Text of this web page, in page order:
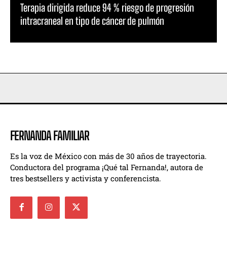
Terapia dirigida reduce 94 % riesgo de progresión
intracraneal en tipo de cáncer de pulmón
FERNANDA FAMILIAR
Es la voz de México con más de 30 años de trayectoria.
Conductora del programa ¡Qué tal Fernanda!, autora de
tres bestsellers y activista y conferencista.